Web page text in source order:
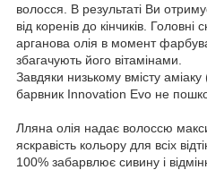
волосся. В результаті Ви
від коренів до кінчиків. Головні
арганова олія в момент
збагачують його вітамінами.
Завдяки низькому вмісту
барвник Innovation Evo не
Лляна олія надає волоссю
яскравість кольору для всіх
100% забарвлює сивину і